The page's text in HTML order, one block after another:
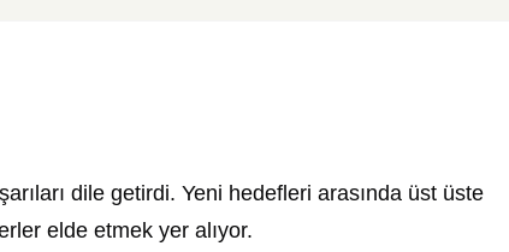
dile getirdi. Yeni hedefleri arasında üst üste
elde etmek yer alıyor.